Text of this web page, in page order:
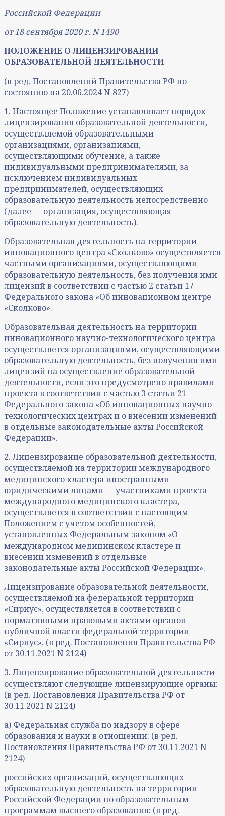
Российской Федерации
от 18 сентября 2020 г. N 1490
ПОЛОЖЕНИЕ О ЛИЦЕНЗИРОВАНИИ
ОБРАЗОВАТЕЛЬНОЙ ДЕЯТЕЛЬНОСТИ
(в ред. Постановлений Правительства РФ по
состоянию на 20.06.2024 N 827)
1. Настоящее Положение устанавливает порядок
лицензирования образовательной деятельности,
осуществляемой образовательными
организациями, организациями,
осуществляющими обучение, а также
индивидуальными предпринимателями, за
исключением индивидуальных
предпринимателей, осуществляющих
образовательную деятельность непосредственно
(далее — организация, осуществляющая
образовательную деятельность).
Образовательная деятельность на территории
инновационного центра «Сколково» осуществляется
частными организациями, осуществляющими
образовательную деятельность, без получения ими
лицензий в соответствии с частью 2 статьи 17
Федерального закона «Об инновационном центре
«Сколково».
Образовательная деятельность на территории
инновационного научно-технологического центра
осуществляется организациями, осуществляющими
образовательную деятельность, без получения ими
лицензий на осуществление образовательной
деятельности, если это предусмотрено правилами
проекта в соответствии с частью 3 статьи 21
Федерального закона «Об инновационных научно-
технологических центрах и о внесении изменений
в отдельные законодательные акты Российской
Федерации».
2. Лицензирование образовательной деятельности,
осуществляемой на территории международного
медицинского кластера иностранными
юридическими лицами — участниками проекта
международного медицинского кластера,
осуществляется в соответствии с настоящим
Положением с учетом особенностей,
установленных Федеральным законом «О
международном медицинском кластере и
внесении изменений в отдельные
законодательные акты Российской Федерации».
Лицензирование образовательной деятельности,
осуществляемой на федеральной территории
«Сириус», осуществляется в соответствии с
нормативными правовыми актами органов
публичной власти федеральной территории
«Сириус». (в ред. Постановления Правительства РФ
от 30.11.2021 N 2124)
3. Лицензирование образовательной деятельности
осуществляют следующие лицензирующие органы:
(в ред. Постановления Правительства РФ от
30.11.2021 N 2124)
а) Федеральная служба по надзору в сфере
образования и науки в отношении: (в ред.
Постановления Правительства РФ от 30.11.2021 N
2124)
российских организаций, осуществляющих
образовательную деятельность на территории
Российской Федерации по образовательным
программам высшего образования; (в ред.